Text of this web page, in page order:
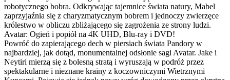
robotycznego bobra. Odkrywając tajemnice świata natury, Mabel
zaprzyjaźnia się z charyzmatycznym bobrem i jednoczy zwierzęce
królestwo w obliczu zbliżającego się zagrożenia ze strony ludzi.
Avatar: Ogień i popiół na 4K UHD, Blu-ray i DVD!
Powróć do zapierającego dech w piersiach świata Pandory w
najbardziej, jak dotąd, monumentalnej odsłonie sagi Avatar. Jake i
Neytiri mierzą się z bolesną stratą i wyruszają w podróż przez
spektakularne i nieznane krainy z koczowniczymi Wietrznymi